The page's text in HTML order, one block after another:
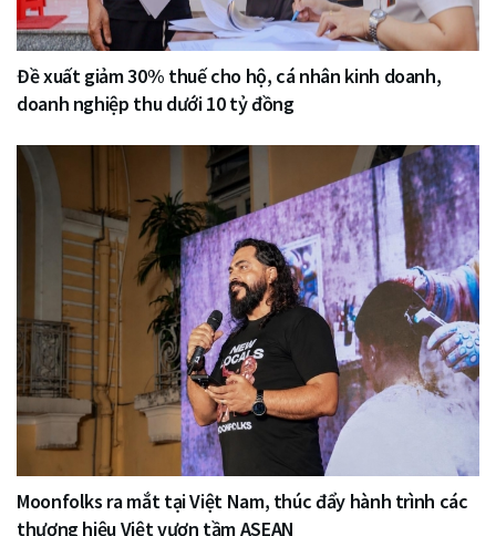
Đề xuất giảm 30% thuế cho hộ, cá nhân kinh doanh,
doanh nghiệp thu dưới 10 tỷ đồng
Moonfolks ra mắt tại Việt Nam, thúc đẩy hành trình các
thương hiệu Việt vươn tầm ASEAN